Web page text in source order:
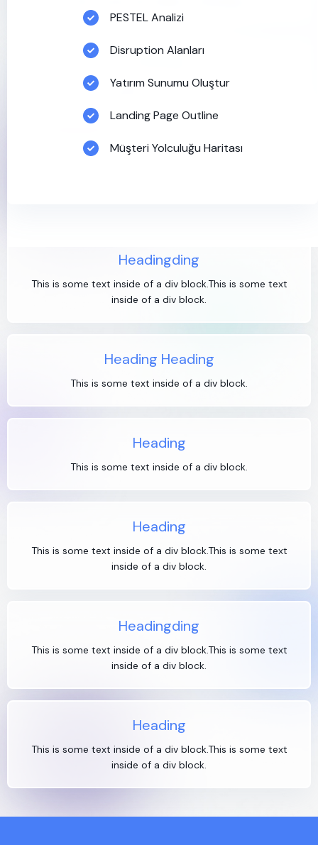
PESTEL Analizi
Disruption Alanları
Yatırım Sunumu Oluştur
Landing Page Outline
Müşteri Yolculuğu Haritası
Heading
This is some text inside of a div block.This is some text
Headingding
Headingding
This is some text inside of a div block.This is some text
inside of a div block.
Heading Heading
This is some text inside of a div block.
Heading
This is some text inside of a div block.
Heading
This is some text inside of a div block.This is some text
inside of a div block.
Headingding
This is some text inside of a div block.This is some text
inside of a div block.
Heading
This is some text inside of a div block.This is some text
inside of a div block.